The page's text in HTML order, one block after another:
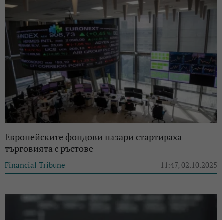
Европейските фондови пазари стартираха
търговията с ръстове
Financial Tribune 11:47, 02.10.2025